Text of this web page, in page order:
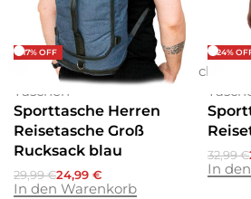
-17% OFF
ReisetaschenRucksäcke
Taschen
Sporttasche Herren
Reisetasche Groß
Rucksack blau
29,99€24,99 €
In den Warenkorb
-24%
32,99€
In